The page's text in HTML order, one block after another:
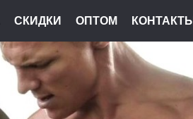
СКИДКИ ОПТОМ КОНТАКТЫ